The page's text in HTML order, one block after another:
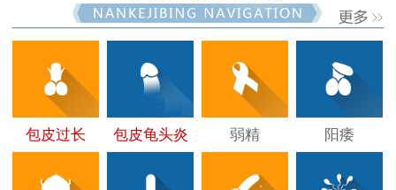
包皮过长 包皮龟头炎 弱精 阳痿